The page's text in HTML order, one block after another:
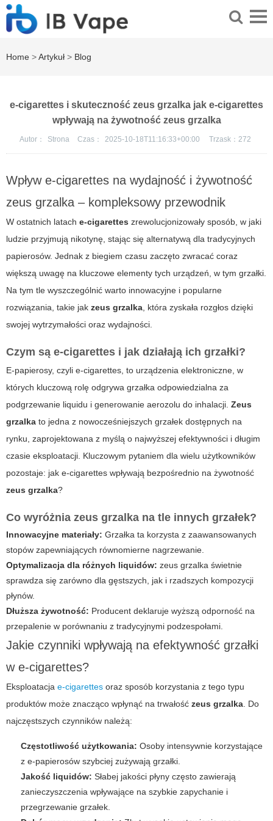
Home >Artykuł > Blog
e-cigarettes i skuteczność zeus grzalka jak e-cigarettes
wpływają na żywotność zeus grzalka
Autor： Strona Czas： 2025-10-18T11:16:33+00:00 Trzask： 272
Wpływ e-cigarettes na wydajność i żywotność
zeus grzalka – kompleksowy przewodnik
W ostatnich latach e-cigarettes zrewolucjonizowały sposób, w jaki
ludzie przyjmują nikotynę, stając się alternatywą dla tradycyjnych
papierosów. Jednak z biegiem czasu zaczęto zwracać coraz
większą uwagę na kluczowe elementy tych urządzeń, w tym grzałki.
Na tym tle wyszczególnić warto innowacyjne i popularne
rozwiązania, takie jak zeus grzalka, która zyskała rozgłos dzięki
swojej wytrzymałości oraz wydajności.
Czym są e-cigarettes i jak działają ich grzałki?
E-papierosy, czyli e-cigarettes, to urządzenia elektroniczne, w
których kluczową rolę odgrywa grzałka odpowiedzialna za
podgrzewanie liquidu i generowanie aerozolu do inhalacji. Zeus
grzalka to jedna z nowocześniejszych grzałek dostępnych na
rynku, zaprojektowana z myślą o najwyższej efektywności i długim
czasie eksploatacji. Kluczowym pytaniem dla wielu użytkowników
pozostaje: jak e-cigarettes wpływają bezpośrednio na żywotność
zeus grzalka?
Co wyróżnia zeus grzalka na tle innych grzałek?
Innowacyjne materiały: Grzałka ta korzysta z zaawansowanych
stopów zapewniających równomierne nagrzewanie.
Optymalizacja dla różnych liquidów: zeus grzalka świetnie
sprawdza się zarówno dla gęstszych, jak i rzadszych kompozycji
płynów.
Dłuższa żywotność: Producent deklaruje wyższą odporność na
przepalenie w porównaniu z tradycyjnymi podzespołami.
Jakie czynniki wpływają na efektywność grzałki
w e-cigarettes?
Eksploatacja e-cigarettes oraz sposób korzystania z tego typu
produktów może znacząco wpłynąć na trwałość zeus grzalka. Do
najczęstszych czynników należą:
Częstotliwość użytkowania: Osoby intensywnie korzystające
z e-papierosów szybciej zużywają grzałki.
Jakość liquidów: Słabej jakości płyny często zawierają
zanieczyszczenia wpływające na szybkie zapychanie i
przegrzewanie grzałek.